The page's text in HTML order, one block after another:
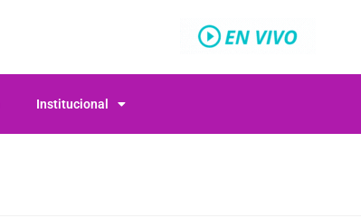
Institucional